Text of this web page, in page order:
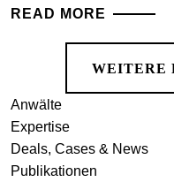
READ MORE
WEITERE
Anwälte
Expertise
Deals, Cases & News
Publikationen